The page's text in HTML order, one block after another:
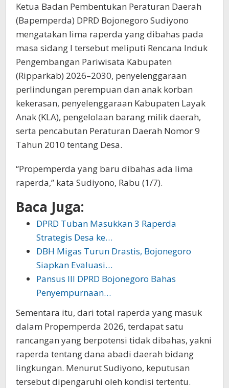
Ketua Badan Pembentukan Peraturan Daerah
(Bapemperda) DPRD Bojonegoro Sudiyono
mengatakan lima raperda yang dibahas pada
masa sidang I tersebut meliputi Rencana Induk
Pengembangan Pariwisata Kabupaten
(Ripparkab) 2026–2030, penyelenggaraan
perlindungan perempuan dan anak korban
kekerasan, penyelenggaraan Kabupaten Layak
Anak (KLA), pengelolaan barang milik daerah,
serta pencabutan Peraturan Daerah Nomor 9
Tahun 2010 tentang Desa.
“Propemperda yang baru dibahas ada lima
raperda,” kata Sudiyono, Rabu (1/7).
Baca Juga:
DPRD Tuban Masukkan 3 Raperda
Strategis Desa ke…
DBH Migas Turun Drastis, Bojonegoro
Siapkan Evaluasi…
Pansus III DPRD Bojonegoro Bahas
Penyempurnaan…
Sementara itu, dari total raperda yang masuk
dalam Propemperda 2026, terdapat satu
rancangan yang berpotensi tidak dibahas, yakni
raperda tentang dana abadi daerah bidang
lingkungan. Menurut Sudiyono, keputusan
tersebut dipengaruhi oleh kondisi tertentu.